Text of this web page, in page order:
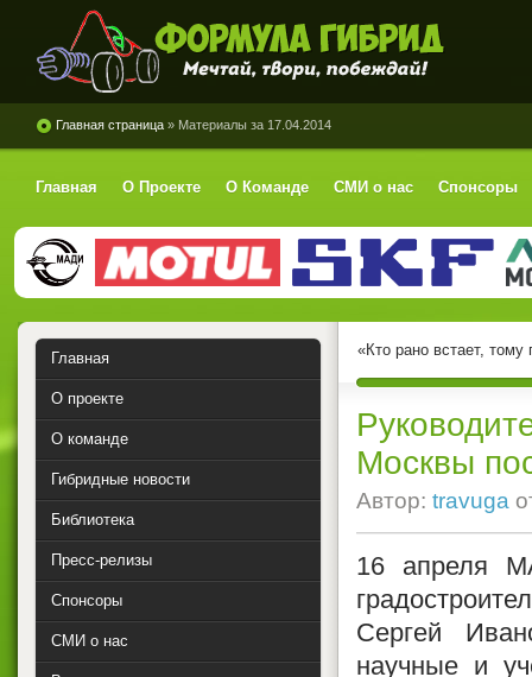
Формула Гибрид
Главная страница » Материалы за 17.04.2014
Главная О Проекте О Команде СМИ о нас Спонсоры
«Кто рано встает,
Москвы
Автор: travuga
16 апреля
Сергей
научные и
Главная
О проекте
О команде
Гибридные новости
Библиотека
Пресс-релизы
Спонсоры
СМИ о нас